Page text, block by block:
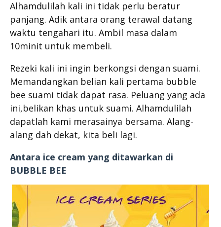
Alhamdulilah kali ini tidak perlu beratur
panjang. Adik antara orang terawal datang
waktu tengahari itu. Ambil masa dalam
10minit untuk membeli.
Rezeki kali ini ingin berkongsi dengan suami.
Memandangkan belian kali pertama bubble
bee suami tidak dapat rasa. Peluang yang ada
ini,belikan khas untuk suami. Alhamdulilah
dapatlah kami merasainya bersama. Alang-
alang dah dekat, kita beli lagi.
Antara ice cream yang ditawarkan di
BUBBLE BEE